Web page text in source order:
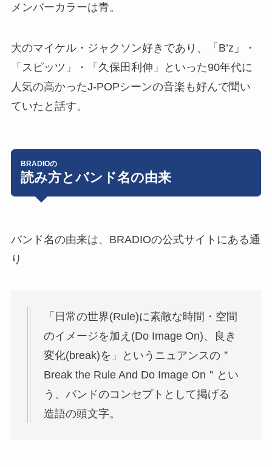
メンバーカラーは青。
大のマイケル・ジャクソン好きであり、「B’z」・
「スピッツ」・「久保田利伸」といった90年代に
人気の高かったJ-POPシーンの音楽も好んで聞い
ていたと話す。
BRADIOの
読み方とバンド名の由来
バンド名の由来は、BRADIOの公式サイトにある通
り
「日常の世界(Rule)に素敵な時間・空間
のイメージを加え(Do Image On)、良き
変化(break)を」
というニュアンスの＂
Break the Rule And Do Image On＂とい
う、バンドのコンセプトとして掲げる
造語の頭文字。